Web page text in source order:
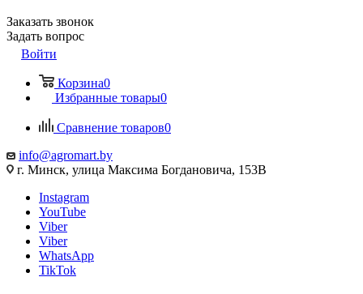
Заказать звонок
Задать вопрос
Войти
Корзина0
Избранные товары0
Сравнение товаров0
info@agromart.by
г. Минск, улица Максима Богдановича, 153В
Instagram
YouTube
Viber
Viber
WhatsApp
TikTok